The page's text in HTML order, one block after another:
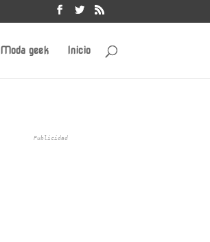
Moda geek Inicio
Publicidad